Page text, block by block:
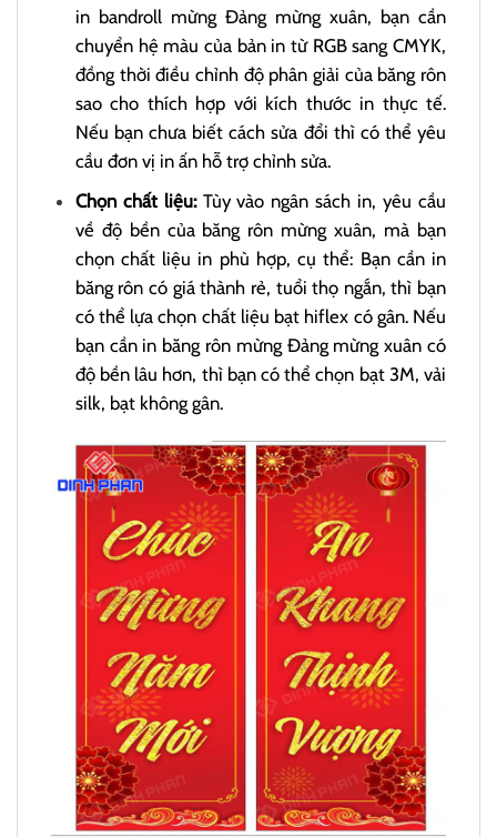
in bandroll mừng Đảng mừng xuân, bạn cần
chuyển hệ màu của bản in từ RGB sang CMYK,
đồng thời điều chỉnh độ phân giải của băng rôn
sao cho thích hợp với kích thước in thực tế.
Nếu bạn chưa biết cách sửa đổi thì có thể yêu
cầu đơn vị in ấn hỗ trợ chỉnh sửa.
Chọn chất liệu:Tùy vào ngân sách in, yêu cầu
về độ bền của băng rôn mừng xuân, mà bạn
chọn chất liệu in phù hợp, cụ thể: Bạn cần in
băng rôn có giá thành rẻ, tuổi thọ ngắn, thì bạn
có thể lựa chọn chất liệu bạt hiflex có gân. Nếu
bạn cần in băng rôn mừng Đảng mừng xuân có
độ bền lâu hơn, thì bạn có thể chọn bạt 3M, vải
silk, bạt không gân.